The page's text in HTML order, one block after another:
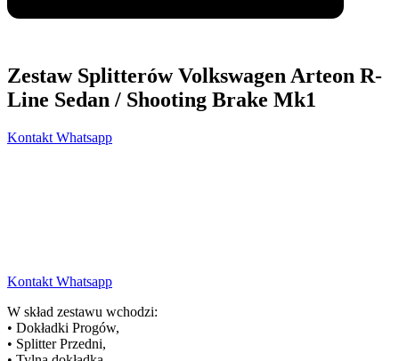
Zestaw Splitterów Volkswagen Arteon R-
Line Sedan / Shooting Brake Mk1
Kontakt Whatsapp
Kontakt Whatsapp
W skład zestawu wchodzi:
• Dokładki Progów,
• Splitter Przedni,